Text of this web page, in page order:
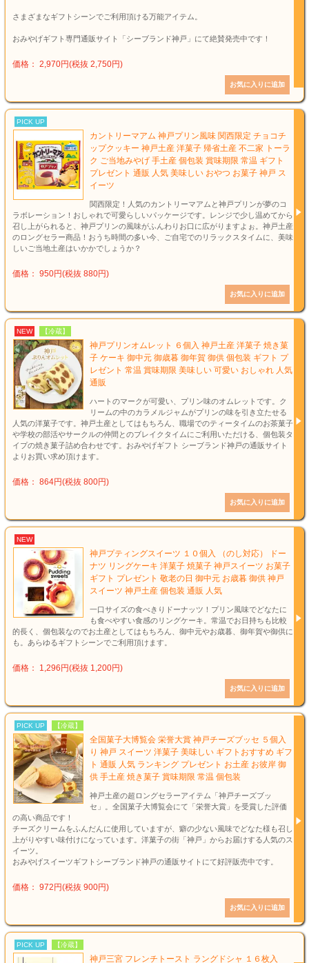
さまざまなギフトシーンでご利用頂ける万能アイテム。
おみやげギフト専門通販サイト「シーブランド神戸」にて絶賛発売中です！
価格： 2,970円(税抜 2,750円)
PICK UP
カントリーマアム 神戸プリン風味 関西限定 チョコチ
ップクッキー 神戸土産 洋菓子 帰省土産 不二家 トーラ
ク ご当地みやげ 手土産 個包装 賞味期限 常温 ギフト
プレゼント 通販 人気 美味しい おやつ お菓子 神戸 ス
イーツ
関西限定！人気のカントリーマアムと神戸プリンが夢のコ
ラボレーション！おしゃれで可愛らしいパッケージです。レンジで少し温めてから
召し上がられると、神戸プリンの風味がふんわりお口に広がりますよぉ。神戸土産
のロングセラー商品！おうち時間の多い今、ご自宅でのリラックスタイムに、美味
しいご当地土産はいかかでしょうか？
価格： 950円(税抜 880円)
NEW 【冷蔵】
神戸プリンオムレット ６個入 神戸土産 洋菓子 焼き菓
子 ケーキ 御中元 御歳暮 御年賀 御供 個包装 ギフト プ
レゼント 常温 賞味期限 美味しい 可愛い おしゃれ 人気
通販
ハートのマークが可愛い、プリン味のオムレットです。ク
リームの中のカラメルジャムがプリンの味を引き立たせる
人気の洋菓子です。神戸土産としてはもちろん、職場でのティータイムのお茶菓子
や学校の部活やサークルの仲間とのブレイクタイムにご利用いただける、個包装タ
イプの焼き菓子詰め合わせです。おみやげギフト シーブランド神戸の通販サイト
よりお買い求め頂けます。
価格： 864円(税抜 800円)
NEW
神戸プティングスイーツ １０個入 （のし対応） ドー
ナツ リングケーキ 洋菓子 焼菓子 神戸スイーツ お菓子
ギフト プレゼント 敬老の日 御中元 お歳暮 御供 神戸
スイーツ 神戸土産 個包装 通販 人気
一口サイズの食べきりドーナッツ！プリン風味でどなたに
も食べやすい食感のリングケーキ。常温でお日持ちも比較
的長く、個包装なのでお土産としてはもちろん、御中元やお歳暮、御年賀や御供に
も。あらゆるギフトシーンでご利用頂けます。
価格： 1,296円(税抜 1,200円)
PICK UP 【冷蔵】
全国菓子大博覧会 栄誉大賞 神戸チーズブッセ ５個入
り 神戸 スイーツ 洋菓子 美味しい ギフトおすすめ ギフ
ト 通販 人気 ランキング プレゼント お土産 お彼岸 御
供 手土産 焼き菓子 賞味期限 常温 個包装
神戸土産の超ロングセラーアイテム「神戸チーズブッ
セ」。全国菓子大博覧会にて「栄誉大賞」を受賞した評価
の高い商品です！
チーズクリームをふんだんに使用していますが、癖の少ない風味でどなた様も召し
上がりやすい味付けになっています。洋菓子の街「神戸」からお届けする人気のス
イーツ。
おみやげスイーツギフトシーブランド神戸の通販サイトにて好評販売中です。
価格： 972円(税抜 900円)
PICK UP 【冷蔵】
神戸三宮 フレンチトースト ラングドシャ １６枚入